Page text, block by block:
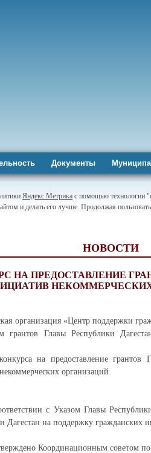
Документы
Яндекс Метрика с помощью технологии
и делать его лучше. Продолжая
НОВОСТИ
НА ПРЕДОСТАВЛЕНИЕ
организация «Центр поддержки
грантов Главы Республики
на предоставление
организаций
с Указом Главы
Дагестан на поддержку гражданских
Координационным советом